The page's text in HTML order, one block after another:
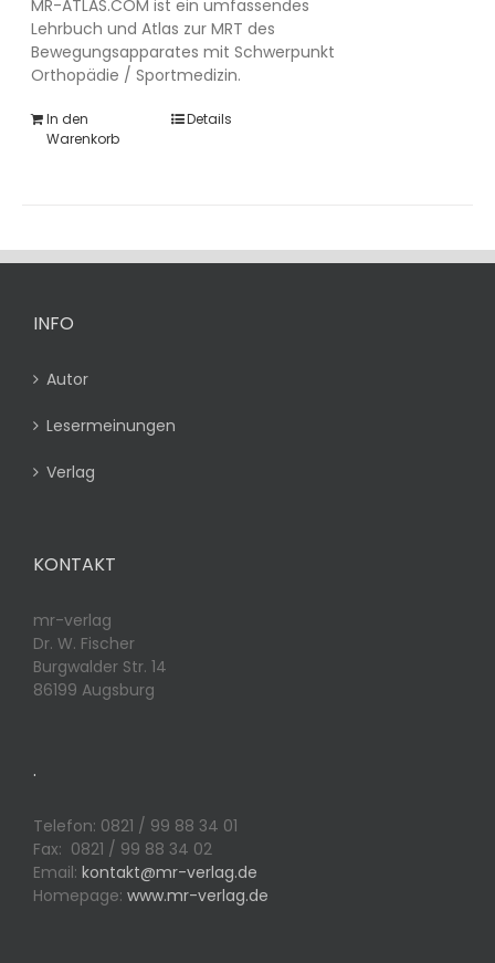
MR-ATLAS.COM ist ein umfassendes
Lehrbuch und Atlas zur MRT des
Bewegungsapparates mit Schwerpunkt
Orthopädie / Sportmedizin.
In den
Warenkorb
Details
INFO
Autor
Lesermeinungen
Verlag
KONTAKT
mr-verlag
Dr. W. Fischer
Burgwalder Str. 14
86199 Augsburg
.
Telefon: 0821 / 99 88 34 01
Fax: 0821 / 99 88 34 02
Email: kontakt@mr-verlag.de
Homepage: www.mr-verlag.de